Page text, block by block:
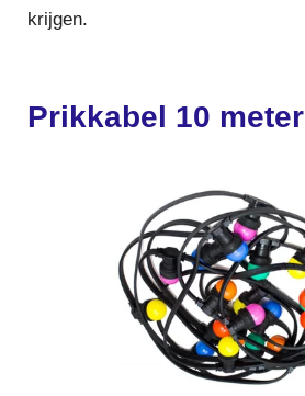
krijgen.
Prikkabel 10 meter